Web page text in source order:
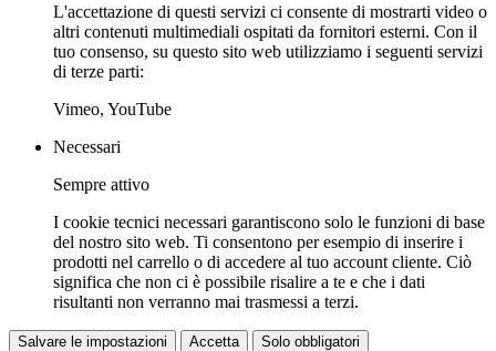
L'accettazione di questi servizi ci consente di mostrarti video o
altri contenuti multimediali ospitati da fornitori esterni. Con il
tuo consenso, su questo sito web utilizziamo i seguenti servizi
di terze parti:
Vimeo, YouTube
Necessari
Sempre attivo
I cookie tecnici necessari garantiscono solo le funzioni di base
del nostro sito web. Ti consentono per esempio di inserire i
prodotti nel carrello o di accedere al tuo account cliente. Ciò
significa che non ci è possibile risalire a te e che i dati
risultanti non verranno mai trasmessi a terzi.
Salvare le impostazioni Accetta Solo obbligatori